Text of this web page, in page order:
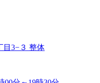
目3−３ 整体